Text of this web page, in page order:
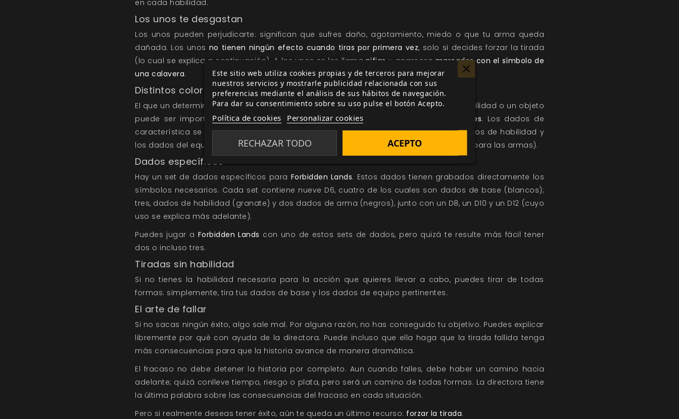
en cada habilidad.
Los unos te desgastan
Los unos pueden perjudicarte: significan que sufres daño, agotamiento, miedo o que tu arma queda
dañada. Los unos no tienen ningún efecto cuando tiras por primera vez, solo si decides forzar la tirada
(lo cual se explica a continuación). A los unos se les llama pifias y aparecen marcados con el símbolo de
una calavera.
Distintos colores
El que un determinado dado que hayas tirado proceda de una característica, una habilidad o un objeto
puede ser importante. Por esa razón, deberíasusar dados de tres colores diferentes. Los dados de
característica se llaman dados de base, los dados de las habilidades se llaman dados de habilidad y
los dados del equipo se llaman dados de equipo o dados de arma (específicamente para las armas).
Dados específicos
Hay un set de dados específicos para Forbidden Lands. Estos dados tienen grabados directamente los
símbolos necesarios. Cada set contiene nueve D6, cuatro de los cuales son dados de base (blancos);
tres, dados de habilidad (granate) y dos dados de arma (negros), junto con un D8, un D10 y un D12 (cuyo
uso se explica más adelante).
Puedes jugar a Forbidden Lands con uno de estos sets de dados, pero quizá te resulte más fácil tener
dos o incluso tres.
Tiradas sin habilidad
Si no tienes la habilidad necesaria para la acción que quieres llevar a cabo, puedes tirar de todas
formas: simplemente, tira tus dados de base y los dados de equipo pertinentes.
El arte de fallar
Si no sacas ningún éxito, algo sale mal. Por alguna razón, no has conseguido tu objetivo. Puedes explicar
libremente por qué con ayuda de la directora. Puede incluso que ella haga que la tirada fallida tenga
más consecuencias para que la historia avance de manera dramática.
El fracaso no debe detener la historia por completo. Aun cuando falles, debe haber un camino hacia
adelante; quizá conlleve tiempo, riesgo o plata, pero será un camino de todas formas. La directora tiene
la última palabra sobre las consecuencias del fracaso en cada situación.
Pero si realmente deseas tener éxito, aún te queda un último recurso: forzar la tirada.
Este sitio web utiliza cookies propias y de terceros para mejorar
nuestros servicios y mostrarle publicidad relacionada con sus
preferencias mediante el análisis de sus hábitos de navegación.
Para dar su consentimiento sobre su uso pulse el botón Acepto.
Política de cookies Personalizar cookies
RECHAZAR TODO ACEPTO